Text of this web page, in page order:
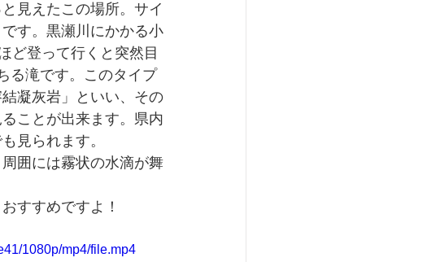
見えたこの場所。サイ
す。黒瀬川にかかる小
ど登って行くと突然目
る滝です。このタイプ
凝灰岩」といい、その
ことが出来ます。県内
見られます。
囲には霧状の水滴が舞
すすめですよ！
1080p/mp4/file.mp4